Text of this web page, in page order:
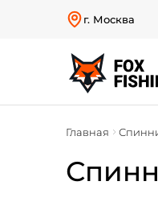
г. Москва
Главная